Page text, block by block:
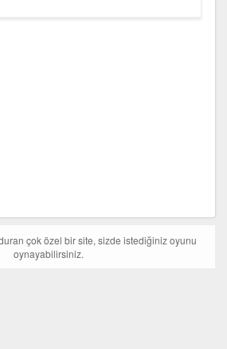
çok özel bir site, sizde istediğiniz oyunu
oynayabilirsiniz.